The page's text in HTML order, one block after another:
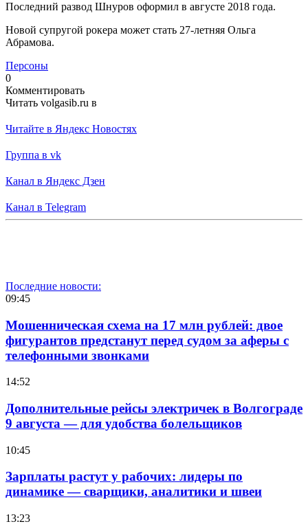
Последний развод Шнуров оформил в августе 2018 года.
Новой супругой рокера может стать 27-летняя Ольга
Абрамова.
Персоны
0
Комментировать
Читать volgasib.ru в
Читайте в Яндекс Новостях
Группа в vk
Канал в Яндекс Дзен
Канал в Telegram
Последние новости:
09:45
Мошенническая схема на 17 млн рублей: двое
фигурантов предстанут перед судом за аферы с
телефонными звонками
14:52
Дополнительные рейсы электричек в Волгограде
9 августа — для удобства болельщиков
10:45
Зарплаты растут у рабочих: лидеры по
динамике — сварщики, аналитики и швеи
13:23